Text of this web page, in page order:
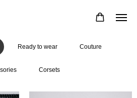
Ready to wear Couture
Corsets